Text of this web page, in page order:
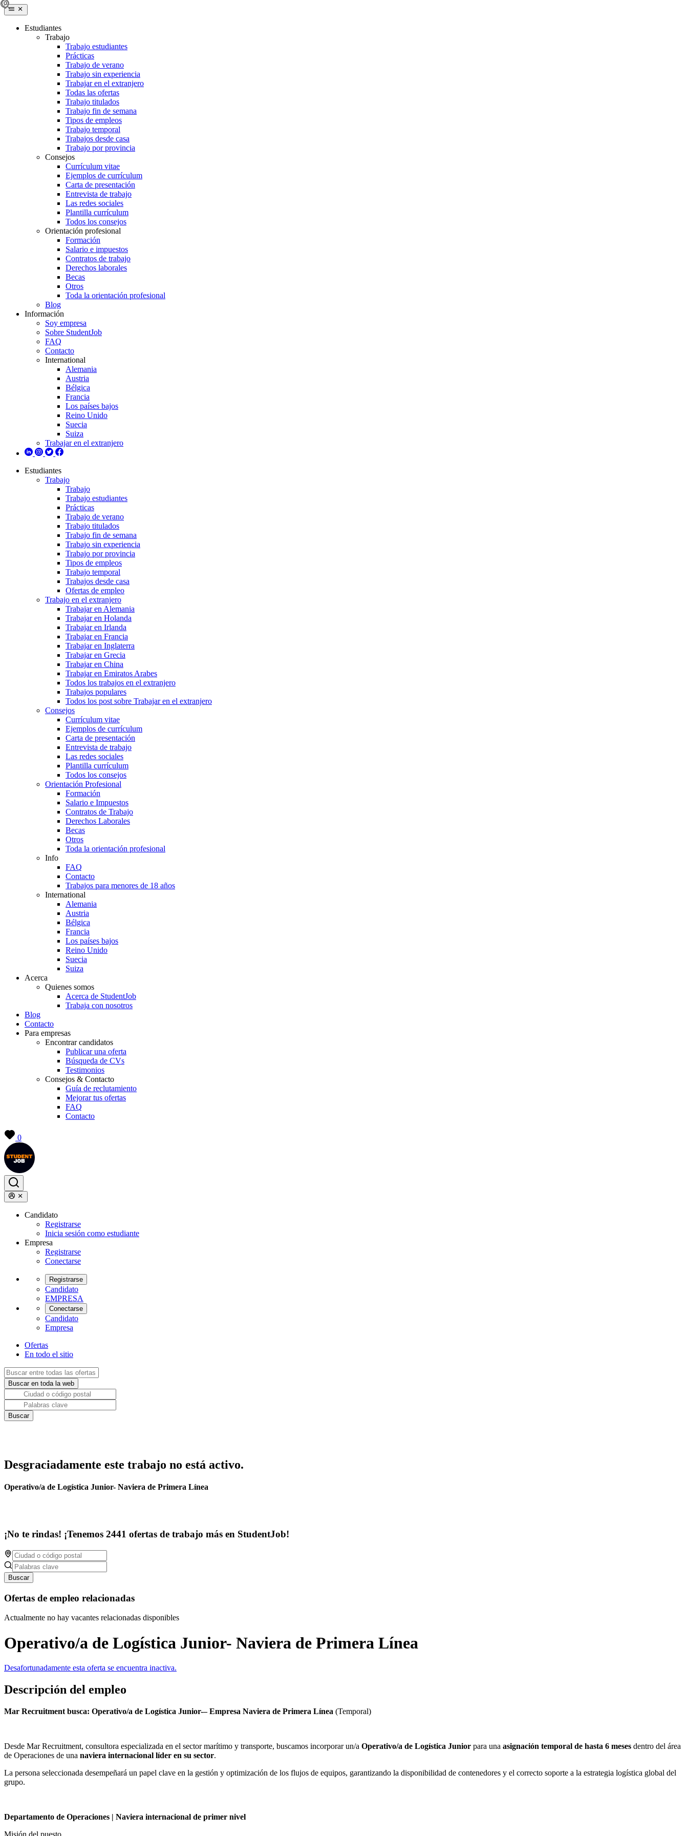
Estudiantes
Trabajo
Trabajo estudiantes
Prácticas
Trabajo de verano
Trabajo sin experiencia
Trabajar en el extranjero
Todas las ofertas
Trabajo titulados
Trabajo fin de semana
Tipos de empleos
Trabajo temporal
Trabajos desde casa
Trabajo por provincia
Consejos
Currículum vitae
Ejemplos de currículum
Carta de presentación
Entrevista de trabajo
Las redes sociales
Plantilla currículum
Todos los consejos
Orientación profesional
Formación
Salario e impuestos
Contratos de trabajo
Derechos laborales
Becas
Otros
Toda la orientación profesional
Blog
Información
Soy empresa
Sobre StudentJob
FAQ
Contacto
International
Alemania
Austria
Bélgica
Francia
Los países bajos
Reino Unido
Suecia
Suiza
Trabajar en el extranjero
Estudiantes
Trabajo
Trabajo
Trabajo estudiantes
Prácticas
Trabajo de verano
Trabajo titulados
Trabajo fin de semana
Trabajo sin experiencia
Trabajo por provincia
Tipos de empleos
Trabajo temporal
Trabajos desde casa
Ofertas de empleo
Trabajo en el extranjero
Trabajar en Alemania
Trabajar en Holanda
Trabajar en Irlanda
Trabajar en Francia
Trabajar en Inglaterra
Trabajar en Grecia
Trabajar en China
Trabajar en Emiratos Arabes
Todos los trabajos en el extranjero
Trabajos populares
Todos los post sobre Trabajar en el extranjero
Consejos
Currículum vitae
Ejemplos de currículum
Carta de presentación
Entrevista de trabajo
Las redes sociales
Plantilla currículum
Todos los consejos
Orientación Profesional
Formación
Salario e Impuestos
Contratos de Trabajo
Derechos Laborales
Becas
Otros
Toda la orientación profesional
Info
FAQ
Contacto
Trabajos para menores de 18 años
International
Alemania
Austria
Bélgica
Francia
Los países bajos
Reino Unido
Suecia
Suiza
Acerca
Quienes somos
Acerca de StudentJob
Trabaja con nosotros
Blog
Contacto
Para empresas
Encontrar candidatos
Publicar una oferta
Búsqueda de CVs
Testimonios
Consejos & Contacto
Guía de reclutamiento
Mejorar tus ofertas
FAQ
Contacto
0
Candidato
Registrarse
Inicia sesión como estudiante
Empresa
Registrarse
Conectarse
Registrarse
Candidato
EMPRESA
Conectarse
Candidato
Empresa
Ofertas
En todo el sitio
Desgraciadamente este trabajo no está activo.
Operativo/a de Logística Junior- Naviera de Primera Línea
¡No te rindas! ¡Tenemos 2441 ofertas de trabajo más en StudentJob!
Buscar
Ofertas de empleo relacionadas
Actualmente no hay vacantes relacionadas disponibles
Operativo/a de Logística Junior- Naviera de Primera Línea
Desafortunadamente esta oferta se encuentra inactiva.
Descripción del empleo
Mar Recruitment busca: Operativo/a de Logística Junior-– Empresa Naviera de Primera Línea (Temporal)
Desde Mar Recruitment, consultora especializada en el sector marítimo y transporte, buscamos incorporar un/a Operativo/a de Logística Junior para una asignación temporal de hasta 6 meses dentro del área
de Operaciones de una naviera internacional líder en su sector.
La persona seleccionada desempeñará un papel clave en la gestión y optimización de los flujos de equipos, garantizando la disponibilidad de contenedores y el correcto soporte a la estrategia logística global del
grupo.
Departamento de Operaciones | Naviera internacional de primer nivel
Misión del puesto